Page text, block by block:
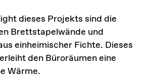
dieses Projekts sind die
Brettstapelwände und
einheimischer Fichte. Dieses
den Büroräumen eine
Wärme.